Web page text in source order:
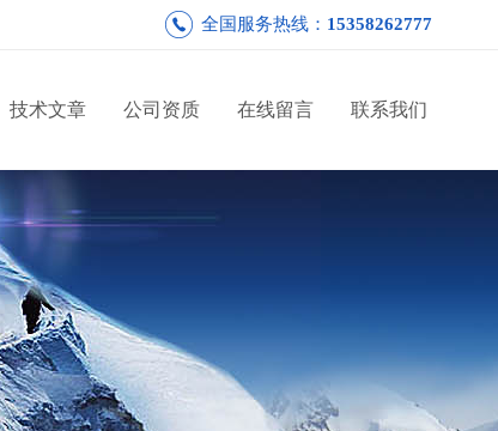
全国服务热线： 15358262777
技术文章 公司资质 在线留言 联系我们